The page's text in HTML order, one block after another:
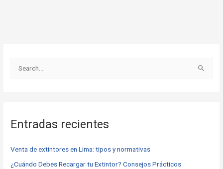
a
p
o
Entradas recientes
Venta de extintores en Lima: tipos y normativas
¿Cuándo Debes Recargar tu Extintor? Consejos Prácticos